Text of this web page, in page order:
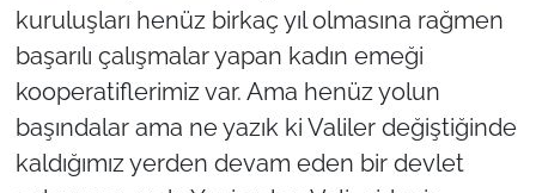
kuruluşları henüz birkaç yıl olmasına rağmen
başarılı çalışmalar yapan kadın emeği
kooperatiflerimiz var. Ama henüz yolun
başındalar ama ne yazık ki Valiler değiştiğinde
kaldığımız yerden devam eden bir devlet